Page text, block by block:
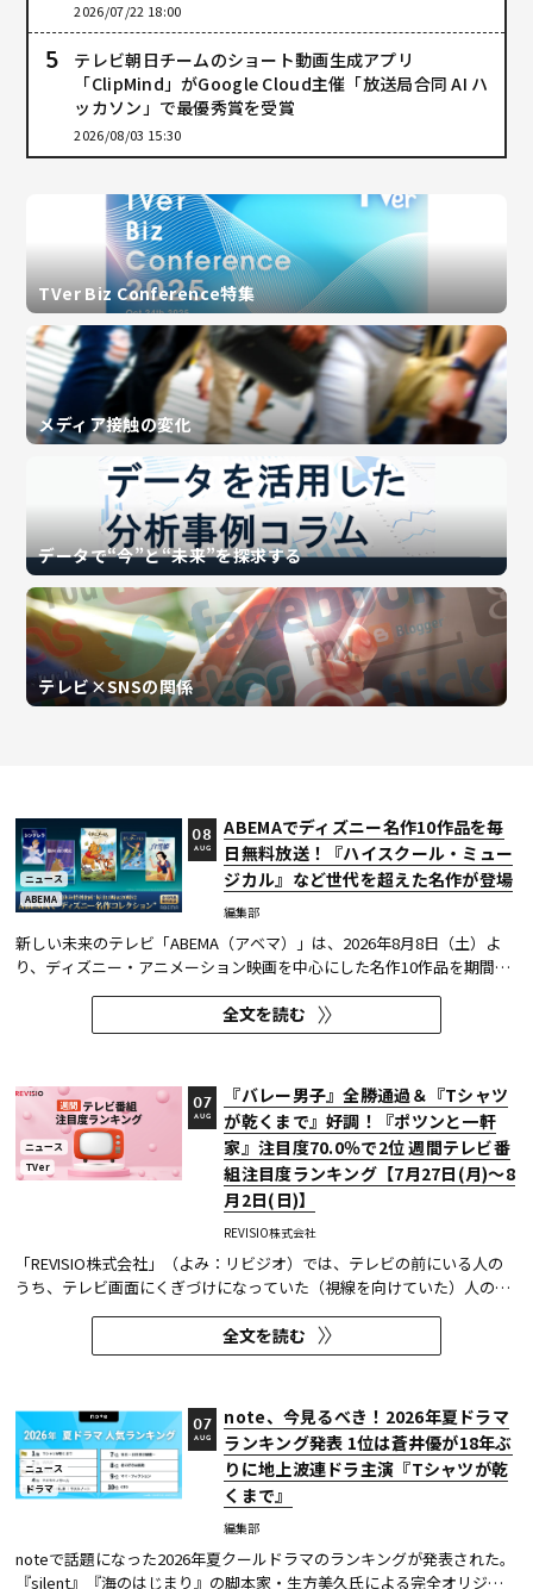
2026/07/22 18:00
テレビ朝日チームのショート動画生成アプリ
「ClipMind」がGoogle Cloud主催「放送局合同 AI ハ
ッカソン」で最優秀賞を受賞
2026/08/03 15:30
TVer Biz Conference特集
メディア接触の変化
データで“今”と“未来”を探求する
テレビ×SNSの関係
ニュース
ABEMA
ABEMAでディズニー名作10作品を毎
日無料放送！『ハイスクール・ミュー
ジカル』など世代を超えた名作が登場
編集部
08
AUG
新しい未来のテレビ「ABEMA（アベマ）」は、2026年8月8日（土）よ
り、ディズニー・アニメーション映画を中心にした名作10作品を期間限
定で無料放送することを決定した。
全文を読む
ニュース
TVer
『バレー男子』全勝通過＆『Tシャツ
が乾くまで』好調！『ポツンと一軒
家』注目度70.0％で2位 週間テレビ番
組注目度ランキング【7月27日(月)～8
月2日(日)】
REVISIO株式会社
07
AUG
「REVISIO株式会社」（よみ：リビジオ）では、テレビの前にいる人の
うち、テレビ画面にくぎづけになっていた（視線を向けていた）人の割
合がわかる「注目度」を用いて、「個人全体」ならびにREVISIOで定義
した「コア視聴層（男女13歳～49歳）」のテレビ番組ランキングを公開
している。
全文を読む
ニュース
ドラマ
note、今見るべき！2026年夏ドラマ
ランキング発表 1位は蒼井優が18年ぶ
りに地上波連ドラ主演『Tシャツが乾
くまで』
編集部
07
AUG
noteで話題になった2026年夏クールドラマのランキングが発表された。
『silent』『海のはじまり』の脚本家・生方美久氏による完全オリジナ